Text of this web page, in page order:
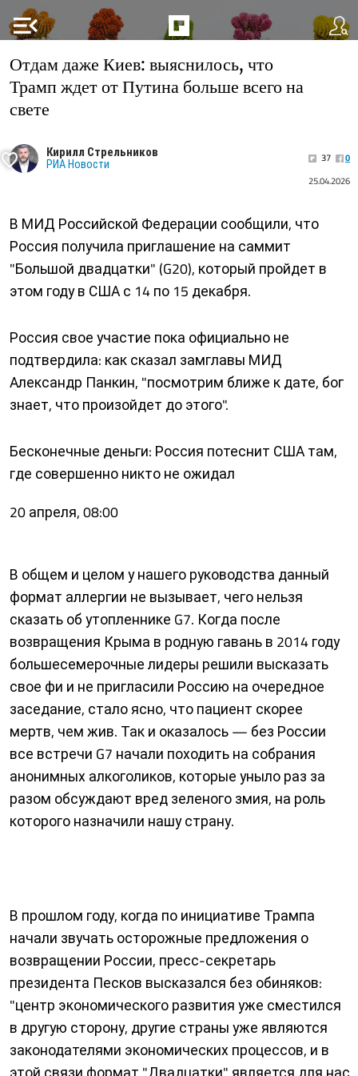
menu_open
Отдам даже Киев: выяснилось, что
Трамп ждет от Путина больше всего на
свете
Кирилл Стрельников
РИА Новости 37
0
25.04.2026
В МИД Российской Федерации сообщили, что
Россия получила приглашение на саммит
"Большой двадцатки" (G20), который пройдет в
этом году в США с 14 по 15 декабря.
Россия свое участие пока официально не
подтвердила: как сказал замглавы МИД
Александр Панкин, "посмотрим ближе к дате, бог
знает, что произойдет до этого".
Бесконечные деньги: Россия потеснит США там,
где совершенно никто не ожидал
20 апреля, 08:00
В общем и целом у нашего руководства данный
формат аллергии не вызывает, чего нельзя
сказать об утопленнике G7. Когда после
возвращения Крыма в родную гавань в 2014 году
большесемерочные лидеры решили высказать
свое фи и не пригласили Россию на очередное
заседание, стало ясно, что пациент скорее
мертв, чем жив. Так и оказалось — без России
все встречи G7 начали походить на собрания
анонимных алкоголиков, которые уныло раз за
разом обсуждают вред зеленого змия, на роль
которого назначили нашу страну.
В прошлом году, когда по инициативе Трампа
начали звучать осторожные предложения о
возвращении России, пресс-секретарь
президента Песков высказался без обиняков:
"центр экономического развития уже сместился
в другую сторону, другие страны уже являются
законодателями экономических процессов, и в